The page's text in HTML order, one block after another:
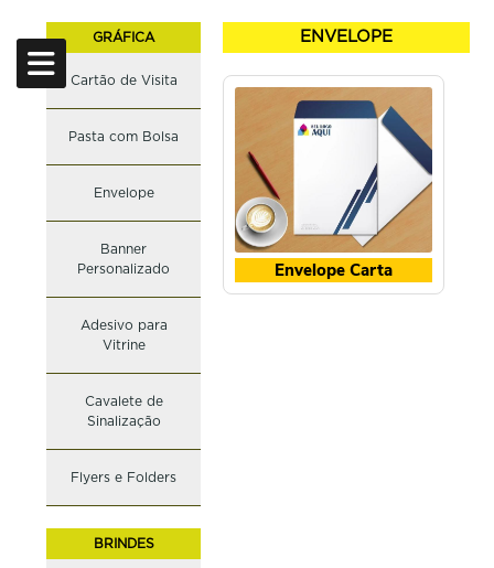
GRÁFICA
Cartão de Visita
Pasta com Bolsa
Envelope
Banner
Personalizado
Adesivo para
Vitrine
Cavalete de
Sinalização
Flyers e Folders
BRINDES
ENVELOPE
Envelope Carta
CARRINHO
QUANTIDADE
ENVIAR
LIMPAR CARRINHO